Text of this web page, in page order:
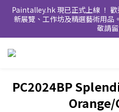
Paintalley.hk 現已正式上線 ！
新展覽、工作坊及精選藝術用品
敬請留
PC2024BP